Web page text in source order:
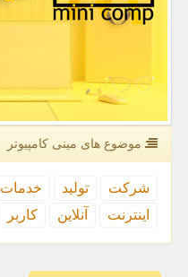
موضوع های مینی كامپیوتر
شركت تولید خدمات
اینترنت
آنلاین كاربر